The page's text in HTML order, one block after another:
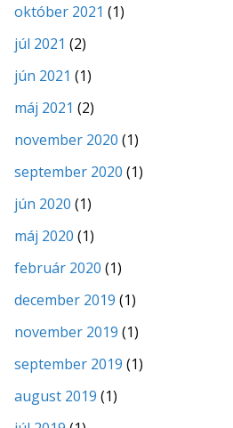
október 2021 (1)
júl 2021 (2)
jún 2021 (1)
máj 2021 (2)
november 2020 (1)
september 2020 (1)
jún 2020 (1)
máj 2020 (1)
február 2020 (1)
december 2019 (1)
november 2019 (1)
september 2019 (1)
august 2019 (1)